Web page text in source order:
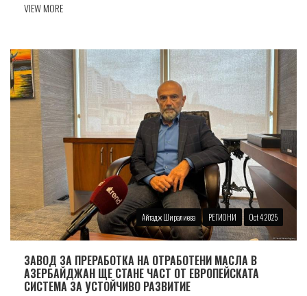
VIEW MORE
Айтадж Ширалиева РЕГИОНИ Oct 4 2025
ЗАВОД ЗА ПРЕРАБОТКА НА ОТРАБОТЕНИ МАСЛА В
АЗЕРБАЙДЖАН ЩЕ СТАНЕ ЧАСТ ОТ ЕВРОПЕЙСКАТА
СИСТЕМА ЗА УСТОЙЧИВО РАЗВИТИЕ